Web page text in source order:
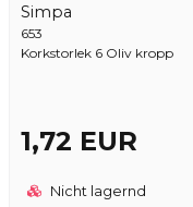
Simpa
653
Korkstorlek 6 Oliv kropp
1,72 EUR
Nicht lagernd